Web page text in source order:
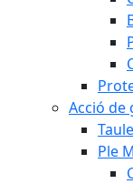
Acció de
Ple